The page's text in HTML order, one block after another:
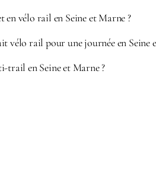
en vélo rail en Seine et Marne ?
vélo rail pour une journée en Seine
trail en Seine et Marne ?